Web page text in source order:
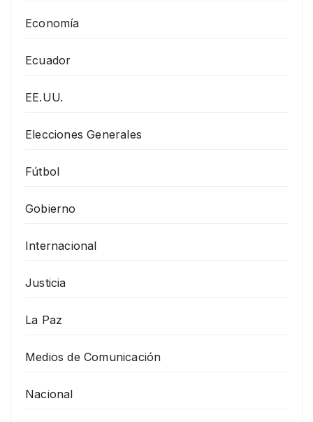
Economía
Ecuador
EE.UU.
Elecciones Generales
Fútbol
Gobierno
Internacional
Justicia
La Paz
Medios de Comunicación
Nacional